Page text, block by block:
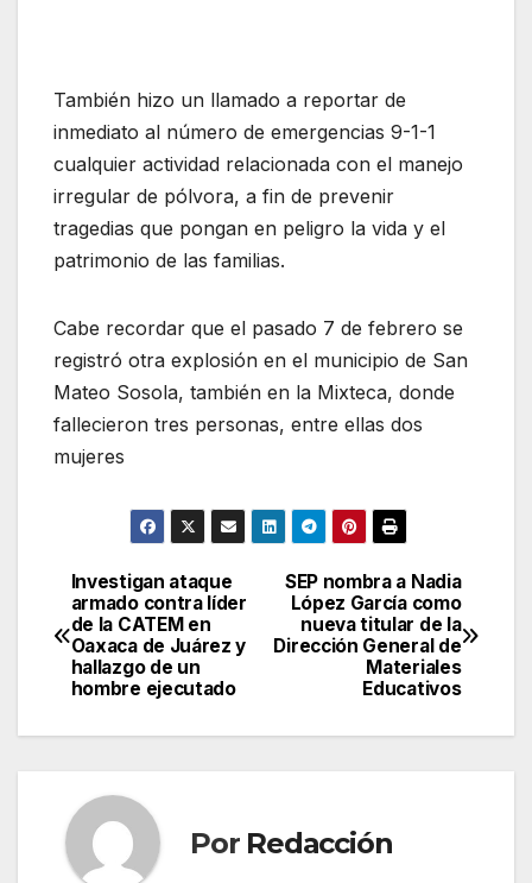
También hizo un llamado a reportar de
inmediato al número de emergencias 9-1-1
cualquier actividad relacionada con el manejo
irregular de pólvora, a fin de prevenir
tragedias que pongan en peligro la vida y el
patrimonio de las familias.
Cabe recordar que el pasado 7 de febrero se
registró otra explosión en el municipio de San
Mateo Sosola, también en la Mixteca, donde
fallecieron tres personas, entre ellas dos
mujeres
Navegación
de
entradas
SEP nombra a Nadia
López García como
nueva titular de la
Dirección General de
Materiales
Educativos
Investigan ataque
armado contra líder
de la CATEM en
Oaxaca de Juárez y
hallazgo de un
hombre ejecutado
Por Redacción